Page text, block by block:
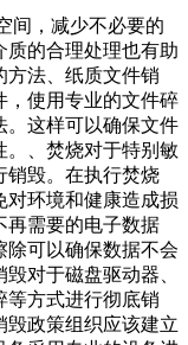
间，减少不必要的
质的合理处理也有助
方法、纸质文件销
，使用专业的文件碎
。这样可以确保文件
。、焚烧对于特别敏
销毁。在执行焚烧
对环境和健康造成损
再需要的电子数据
除可以确保数据不会
对于磁盘驱动器、
等方式进行彻底销
毁政策组织应该建立